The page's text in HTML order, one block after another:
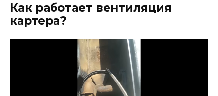
Как работает вентиляция
картера?